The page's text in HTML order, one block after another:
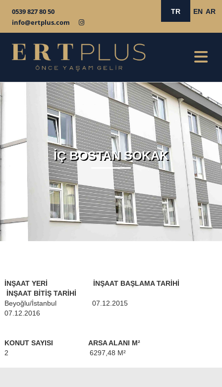
0539 827 80 50
info@ertplus.com
TR EN AR
İÇ BOSTAN SOKAK
İNŞAAT YERİ İNŞAAT BAŞLAMA TARİHİ
İNŞAAT BİTİŞ TARİHİ
Beyoğlu/İstanbul 07.12.2015
07.12.2016
KONUT SAYISI ARSA ALANI M²
2 6297,48 M²